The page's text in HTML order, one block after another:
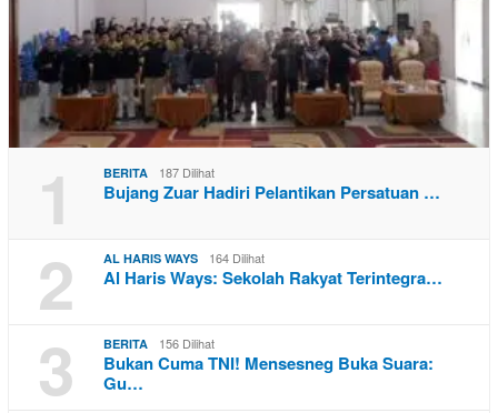
1 BERITA 187 Dilihat
Bujang Zuar Hadiri Pelantikan Persatuan …
2 AL HARIS WAYS 164 Dilihat
Al Haris Ways: Sekolah Rakyat Terintegra…
3 BERITA 156 Dilihat
Bukan Cuma TNI! Mensesneg Buka Suara:
Gu…